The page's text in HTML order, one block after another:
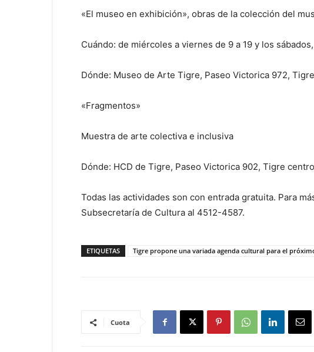
«El museo en exhibición», obras de la colección del
Cuándo: de miércoles a viernes de 9 a 19 y los
Dónde: Museo de Arte Tigre, Paseo Victorica 972,
«Fragmentos»
Muestra de arte colectiva e inclusiva
Dónde: HCD de Tigre, Paseo Victorica 902, Tigre centro
Todas las actividades son con entrada gratuita. Para
Subsecretaría de Cultura al 4512-4587.
ETIQUETAS Tigre propone una variada agenda cultural para el
Cuota